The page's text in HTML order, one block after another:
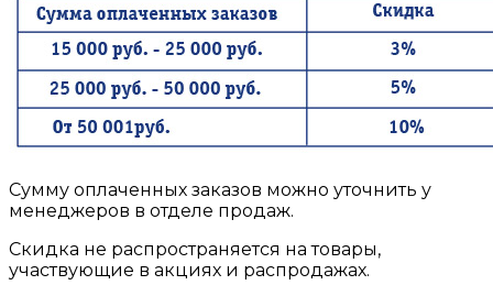
Сумму оплаченных заказов можно уточнить у
менеджеров в отделе продаж.
Скидка не распространяется на товары,
участвующие в акциях и распродажах.